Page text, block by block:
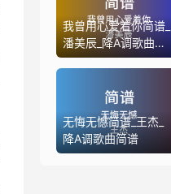
我曾用心爱着你简谱_
潘美辰_降A调歌曲简
谱
无悔无憾简谱_王杰_
降A调歌曲简谱